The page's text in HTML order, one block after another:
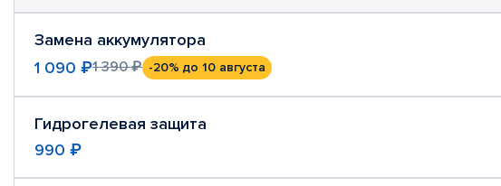
Замена аккумулятора
1 090 ₽1 390 ₽ -20% до 10 августа
Гидрогелевая защита
990 ₽